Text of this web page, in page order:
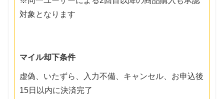
対象となります
マイル却下条件
虚偽、いたずら、入力不備、キャンセル、お申込後
15日以内に決済完了